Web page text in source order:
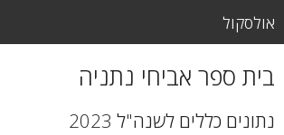
אולסקול
בית ספר אביחי נתניה
נתונים כללים לשנה"ל 2023